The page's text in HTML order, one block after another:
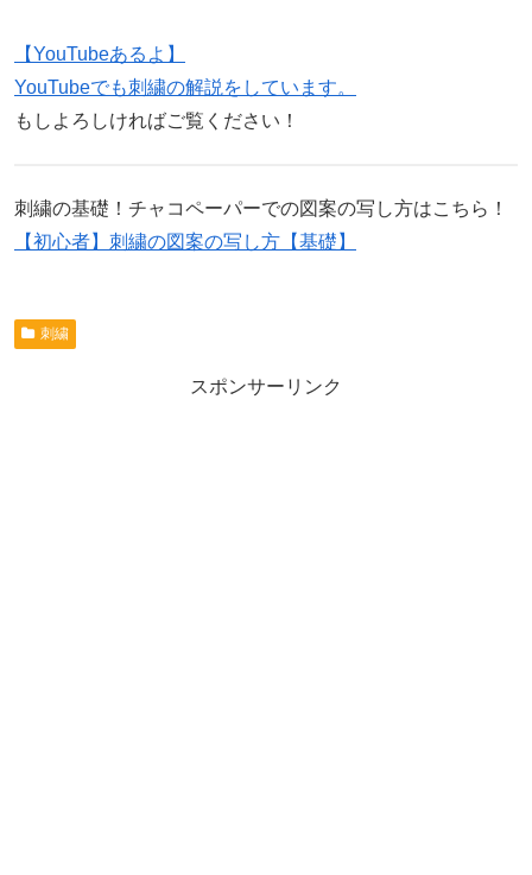
【YouTubeあるよ】
YouTubeでも刺繍の解説をしています。
もしよろしければご覧ください！
刺繍の基礎！チャコペーパーでの図案の写し方はこちら！
【初心者】刺繍の図案の写し方【基礎】
刺繍
スポンサーリンク